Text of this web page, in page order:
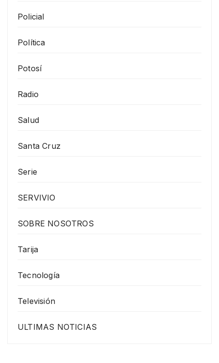
Policial
Política
Potosí
Radio
Salud
Santa Cruz
Serie
SERVIVIO
SOBRE NOSOTROS
Tarija
Tecnología
Televisión
ULTIMAS NOTICIAS